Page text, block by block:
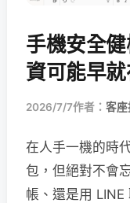
手機安全
資可能早就
2026/7/7作者： 客座
在人手一機的時
包，但絕對不會
帳、還是用